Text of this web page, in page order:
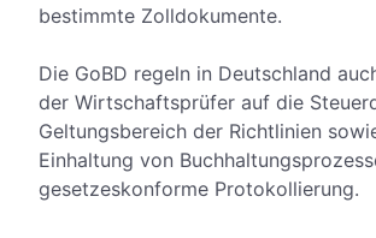
bestimmte Zolldokumente.
Die GoBD regeln in Deutschland
der Wirtschaftsprüfer auf die
Geltungsbereich der Richtlinien
Einhaltung von
gesetzeskonforme Protokollierung.